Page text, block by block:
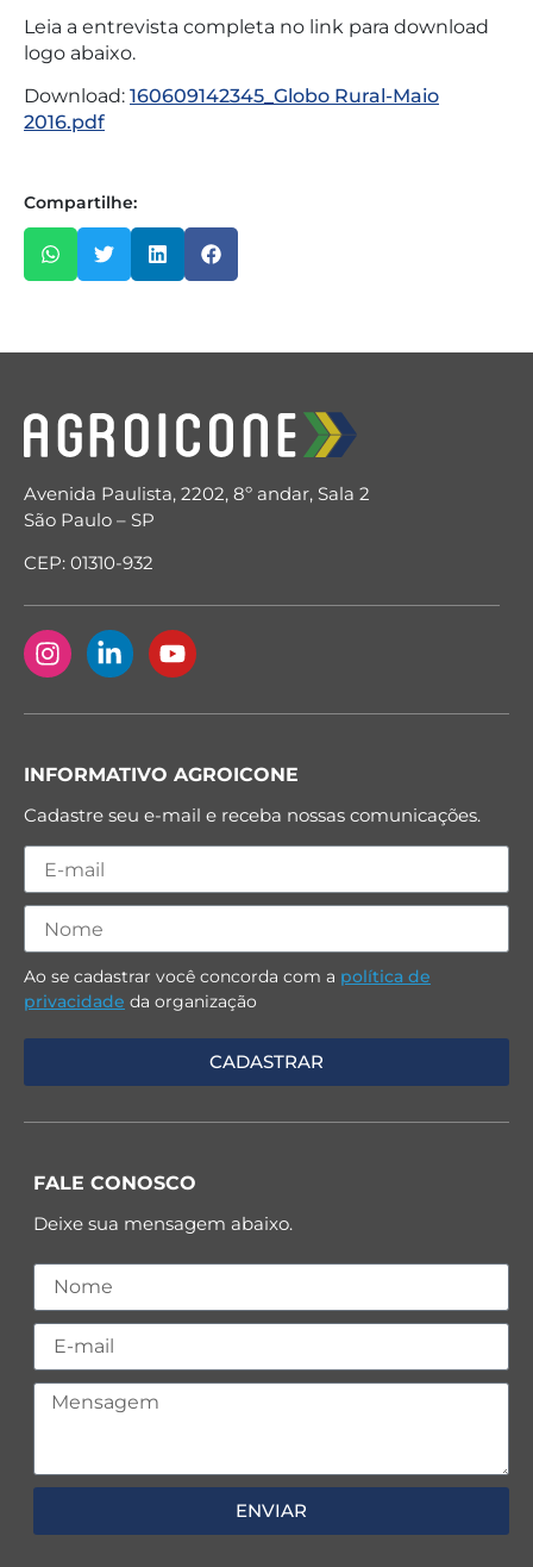
Leia a entrevista completa no link para download
logo abaixo.
Download: 160609142345_Globo Rural-Maio
2016.pdf
Compartilhe:
Avenida Paulista, 2202, 8º andar, Sala 2
São Paulo – SP
CEP: 01310-932
INFORMATIVO AGROICONE
Cadastre seu e-mail e receba nossas comunicações.
Ao se cadastrar você concorda com a política de
privacidade da organização
FALE CONOSCO
Deixe sua mensagem abaixo.
ENVIAR